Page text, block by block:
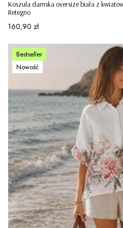
Koszula damska oversize biała z
Retegno
Cena
160,90 zł
Bestseller
Nowość